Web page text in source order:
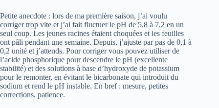
Petite anecdote : lors de ma première saison, j’ai voulu
corriger trop vite et j’ai fait fluctuer le pH de 5,8 à 7,2 en un
seul coup. Les jeunes racines étaient choquées et les feuilles
ont pâli pendant une semaine. Depuis, j’ajuste par pas de 0,1 à
0,2 unité et j’attends. Pour corriger vous pouvez utiliser de
l’acide phosphorique pour descendre le pH (excellente
stabilité) et des solutions à base d’hydroxyde de potassium
pour le remonter, en évitant le bicarbonate qui introduit du
sodium et rend le pH instable. En bref : mesure, petites
corrections, patience.